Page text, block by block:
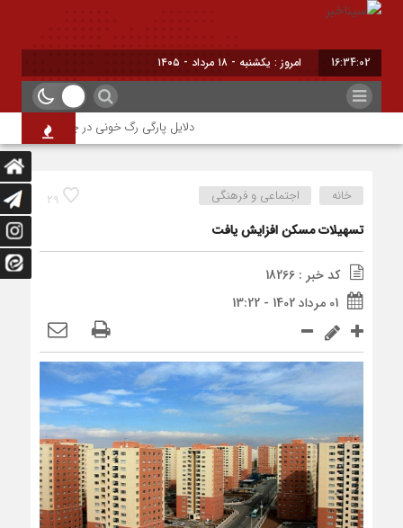
16:34:02 امروز : یکشنبه - ۱۸ مرداد - ۱۴۰۵
دلایل پارگی رگ خونی در چشم/ چه موقع
29 خانه اجتماعی و فرهنگی
تسهیلات مسکن افزایش یافت
کد خبر : 18266
01 مرداد 1402 - 13:22